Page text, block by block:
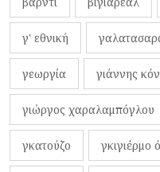
γ' εθνική
γεωργία γιάννης
γιώργος χαραλαμπόγλου
γκατούζο γκιγιέρμο